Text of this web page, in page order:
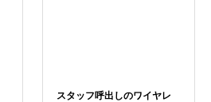
スタッフ呼出しのワイヤレ